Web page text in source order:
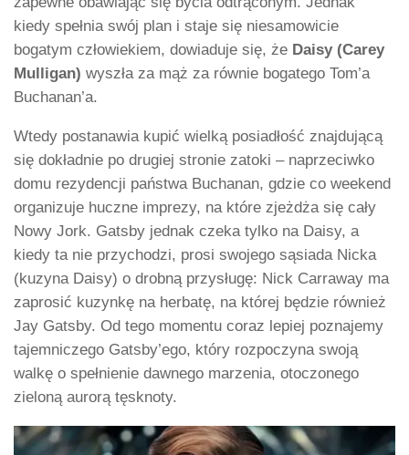
kiedy spełnia swój plan i staje się niesamowicie
bogatym człowiekiem, dowiaduje się, że Daisy (Carey
Mulligan) wyszła za mąż za równie bogatego Tom’a
Buchanan’a.
Wtedy postanawia kupić wielką posiadłość znajdującą
się dokładnie po drugiej stronie zatoki – naprzeciwko
domu rezydencji państwa Buchanan, gdzie co weekend
organizuje huczne imprezy, na które zjeżdża się cały
Nowy Jork. Gatsby jednak czeka tylko na Daisy, a
kiedy ta nie przychodzi, prosi swojego sąsiada Nicka
(kuzyna Daisy) o drobną przysługę: Nick Carraway ma
zaprosić kuzynkę na herbatę, na której będzie również
Jay Gatsby. Od tego momentu coraz lepiej poznajemy
tajemniczego Gatsby’ego, który rozpoczyna swoją
walkę o spełnienie dawnego marzenia, otoczonego
zieloną aurorą tęsknoty.